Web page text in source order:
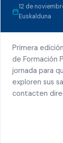
12 de
Euskalduna
Primera
de Formación
jornada para
exploren sus
contacten